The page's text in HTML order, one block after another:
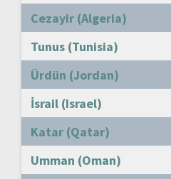
Cezayir (Algeria)
Tunus (Tunisia)
Ürdün (Jordan)
İsrail (Israel)
Katar (Qatar)
Umman (Oman)